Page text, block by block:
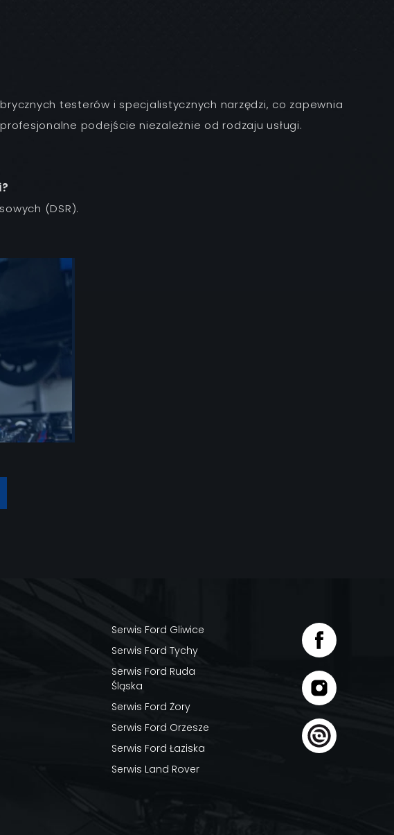
testerów i specjalistycznych narzędzi, co zapewnia
podejście niezależnie od rodzaju usługi.
(DSR).
Serwis Ford Gliwice
Serwis Ford Tychy
Serwis Ford Ruda
Śląska
Serwis Ford Żory
Serwis Ford Orzesze
Serwis Ford Łaziska
Serwis Land Rover